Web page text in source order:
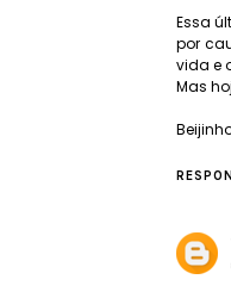
Essa
por
vida e
Mas